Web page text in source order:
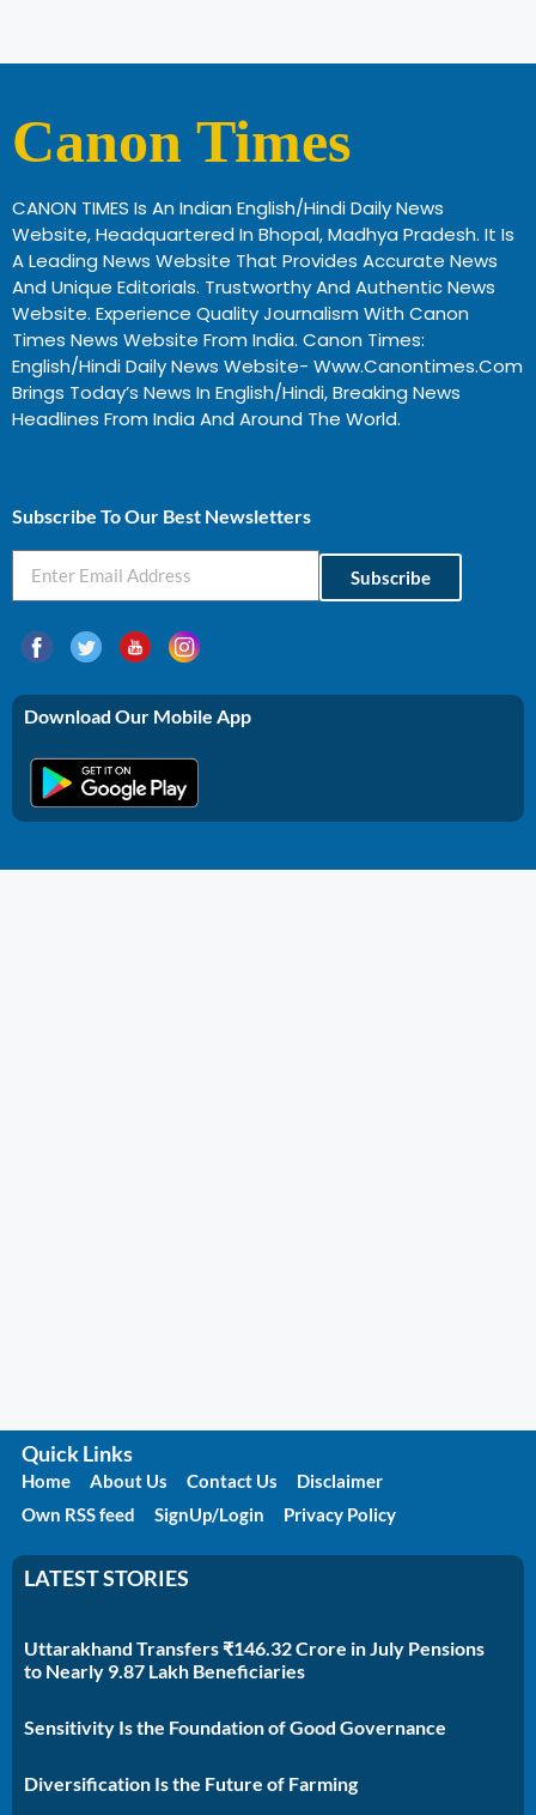
Canon Times
CANON TIMES Is An Indian English/Hindi Daily News
Website, Headquartered In Bhopal, Madhya Pradesh. It Is
A Leading News Website That Provides Accurate News
And Unique Editorials. Trustworthy And Authentic News
Website. Experience Quality Journalism With Canon
Times News Website From India. Canon Times:
English/Hindi Daily News Website- Www.canontimes.com
Brings Today’s News In English/Hindi, Breaking News
Headlines From India And Around The World.
Subscribe To Our Best Newsletters
Subscribe
Download Our Mobile App
Quick Links
Home About Us Contact Us
Disclaimer
Own RSS feed
SignUp/Login Privacy Policy
LATEST STORIES
Uttarakhand Transfers ₹146.32 Crore in July Pensions
to Nearly 9.87 Lakh Beneficiaries
Sensitivity Is the Foundation of Good Governance
Diversification Is the Future of Farming